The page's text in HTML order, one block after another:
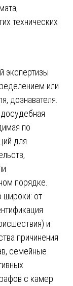
технических
экспертизы
или
дознавателя.
по
для
порядке.
широки: от
и
причинения
семейные
с камер